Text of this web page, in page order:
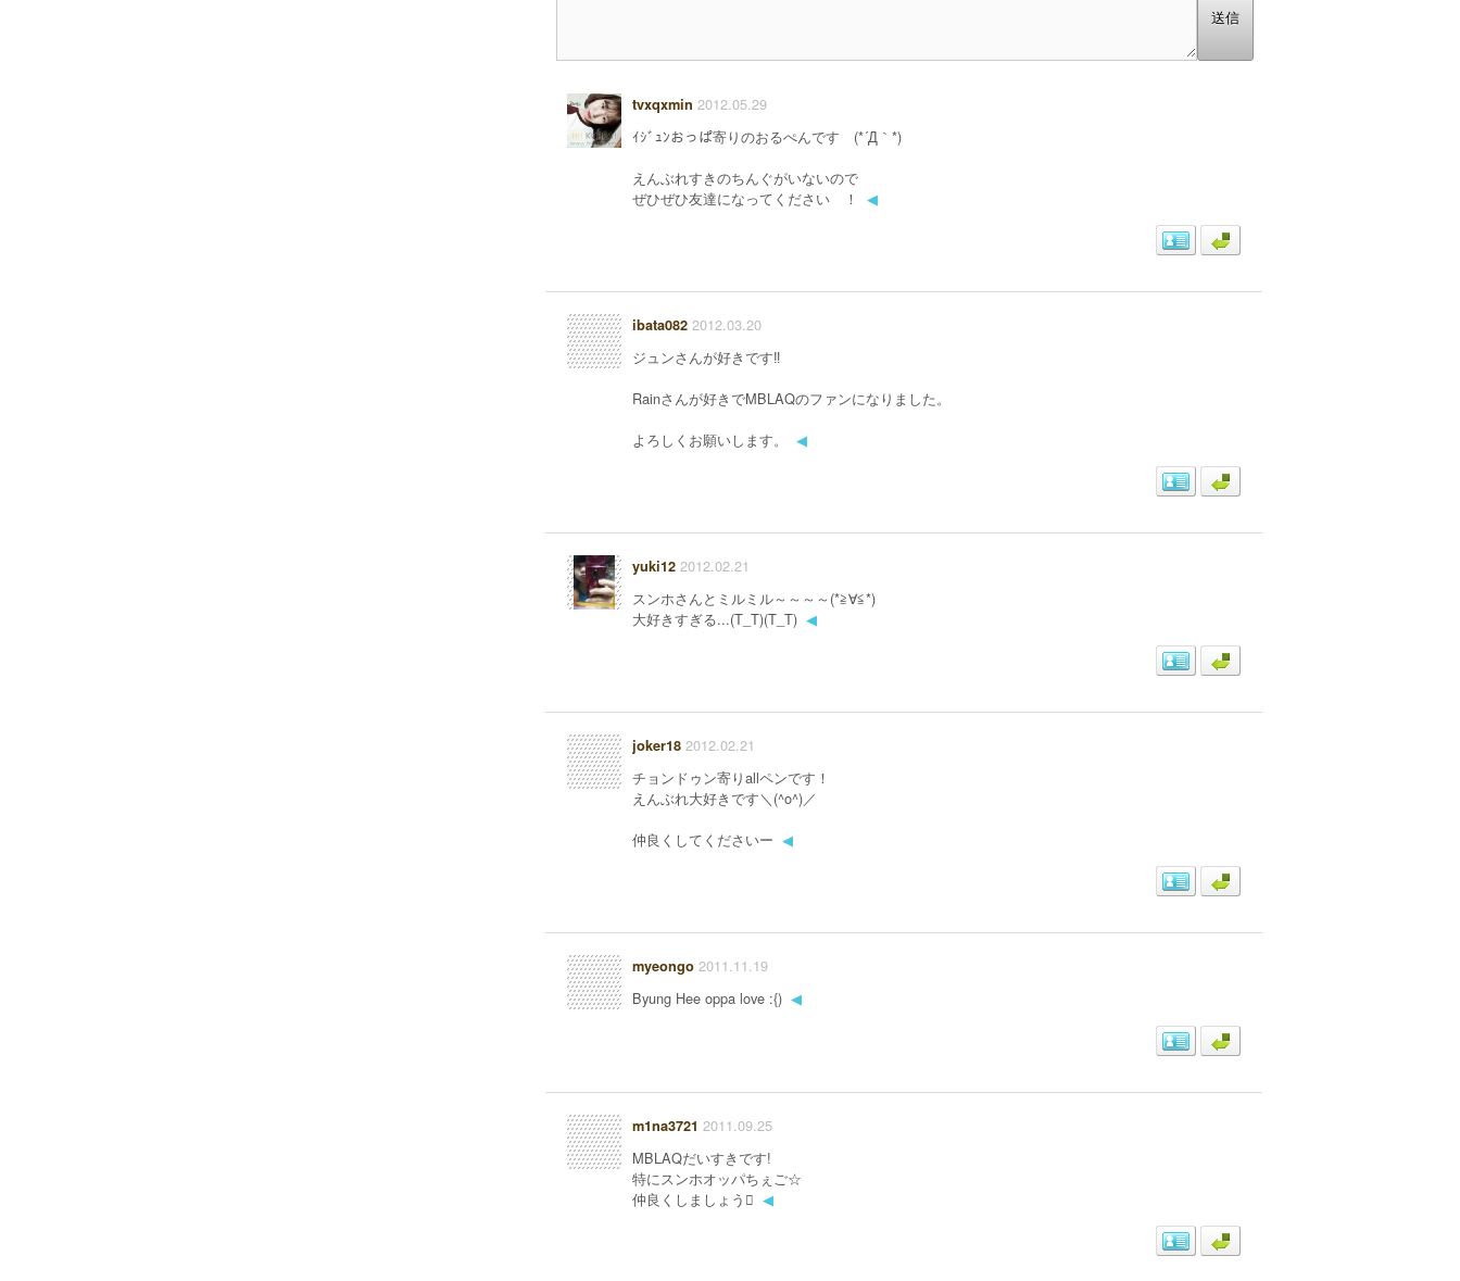
送信
tvxqxmin 2012.05.29
ｲｼﾞｭﾝおっぱ寄りのおるぺんです (*´Д｀*)
えんぶれすきのちんぐがいないので
ぜひぜひ友達になってください ！
◀
ibata082 2012.03.20
ジュンさんが好きです‼
Rainさんが好きでMBLAQのファンになりました。
よろしくお願いします。
◀
yuki12 2012.02.21
スンホさんとミルミル～～～～(*≧∀≦*)
大好きすぎる...(T_T)(T_T) ◀
joker18 2012.02.21
チョンドゥン寄りallペンです！
えんぶれ大好きです＼(^o^)／
仲良くしてくださいー ◀
myeongo 2011.11.19
Byung Hee oppa love :{) ◀
m1na3721 2011.09.25
MBLAQだいすきです!
特にスンホオッパちぇご☆
仲良くしましょう ◀